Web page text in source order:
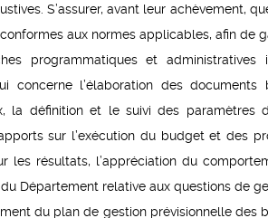
S’assurer, avant leur achèvement,
aux normes applicables, afin de
programmatiques et
concerne l’élaboration des
la définition et le suivi des paramètres
sur l’exécution du budget et des
les résultats, l’appréciation du
Département relative aux questions de
du plan de gestion prévisionnelle